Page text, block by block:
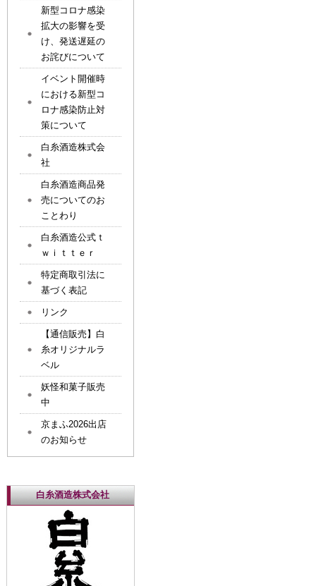
新型コロナ感染
拡大の影響を受
け、発送遅延の
お詫びについて
イベント開催時
における新型コ
ロナ感染防止対
策について
白糸酒造株式会
社
白糸酒造商品発
売についてのお
ことわり
白糸酒造公式ｔ
ｗｉｔｔｅｒ
特定商取引法に
基づく表記
リンク
【通信販売】白
糸オリジナルラ
ベル
妖怪和菓子販売
中
京まふ2026出店
のお知らせ
白糸酒造株式会社